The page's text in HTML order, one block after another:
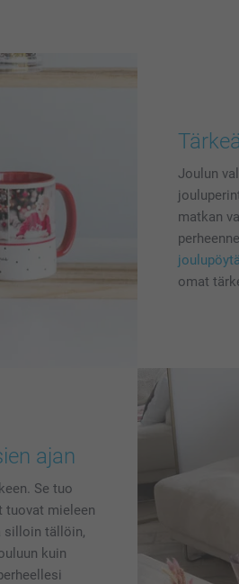
Joulun
matkan
joulupöytä
omat
ajan
Se tuo
tuovat mieleen
silloin tällöin,
kuin